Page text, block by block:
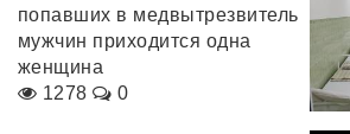
попавших в медвытрезвитель
мужчин приходится одна
женщина
1278
0